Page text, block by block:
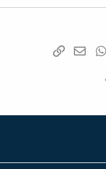
WhatsAppדואר אלקטרוני